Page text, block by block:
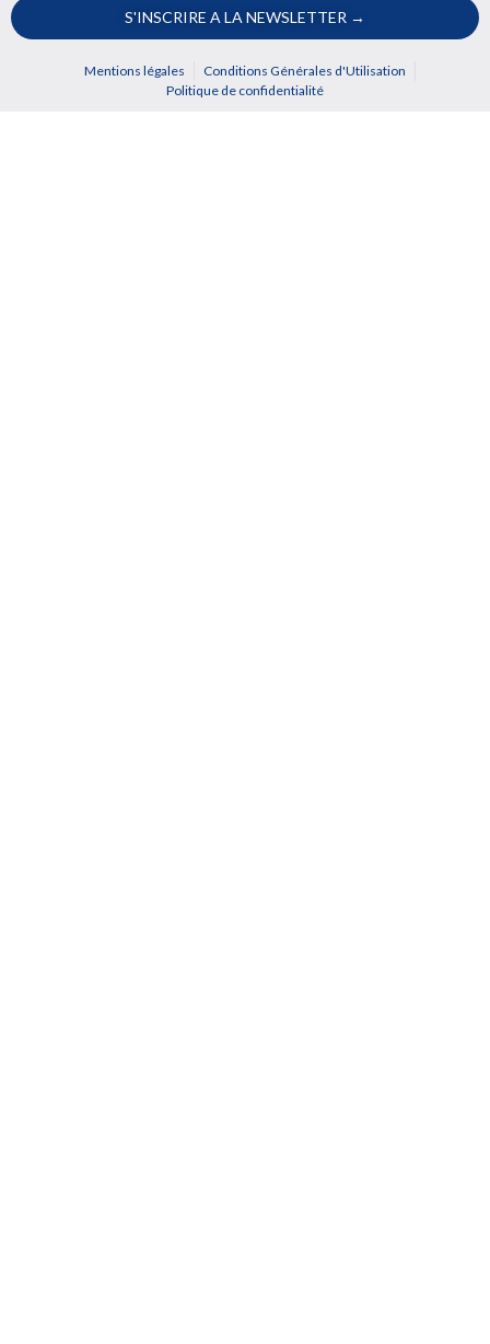
S'INSCRIRE A LA NEWSLETTER →
Mentions légales
Conditions Générales d'Utilisation
Politique de confidentialité